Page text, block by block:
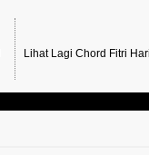
Lihat Lagi Chord Fitri